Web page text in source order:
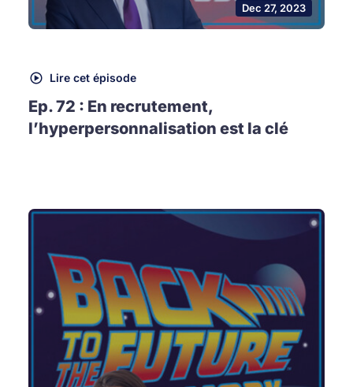
Dec 27, 2023
Lire cet épisode
Ep. 72 : En recrutement,
l’hyperpersonnalisation est la clé